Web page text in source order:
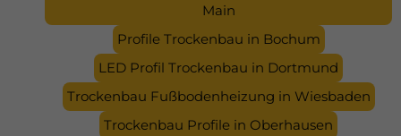
Main
Profile Trockenbau in Bochum
LED Profil Trockenbau in Dortmund
Trockenbau Fußbodenheizung in Wiesbaden
Trockenbau Profile in Oberhausen